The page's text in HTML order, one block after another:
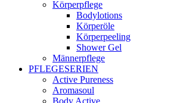
Körperpflege
Bodylotions
Körperöle
Körperpeeling
Shower Gel
Männerpflege
PFLEGESERIEN
Active Pureness
Aromasoul
Body Active